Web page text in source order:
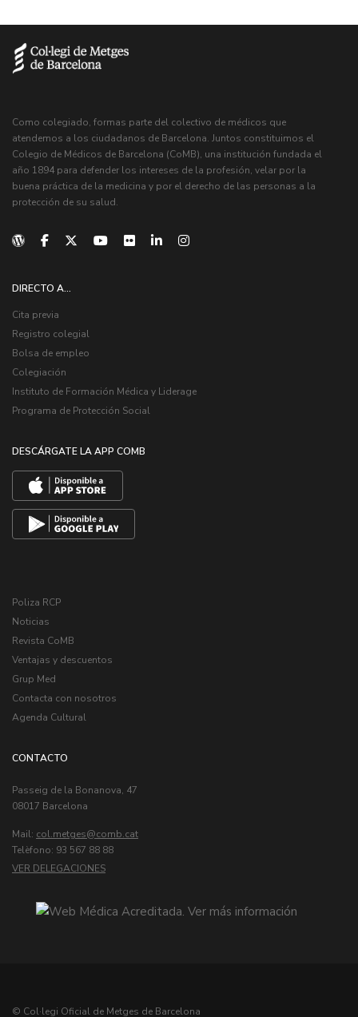
Como colegiado, formas parte del colectivo de médicos que
atendemos a los ciudadanos de Barcelona. Juntos constituimos el
Colegio de Médicos de Barcelona (CoMB), una institución fundada el
año 1894 para defender los intereses de la profesión, velar por la
buena práctica de la medicina y por el derecho de las personas a la
protección de su salud.
DIRECTO A...
Cita previa
Registro colegial
Bolsa de empleo
Colegiación
Instituto de Formación Médica y Liderage
Programa de Protección Social
DESCÁRGATE LA APP COMB
Poliza RCP
Noticias
Revista CoMB
Ventajas y descuentos
Grup Med
Contacta con nosotros
Agenda Cultural
CONTACTO
Passeig de la Bonanova, 47
08017 Barcelona
Mail: col.metges
Telèfono: 93 567 88 88
VER DELEGACIONES
© Col·legi Oficial de Metges de Barcelona